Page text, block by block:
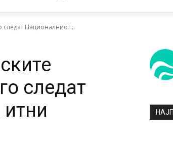
следат Националниот...
следат